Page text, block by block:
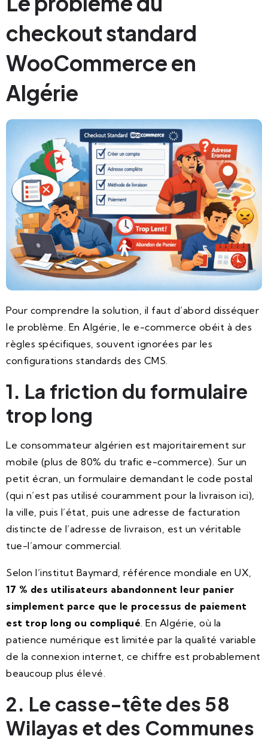
checkout standard
WooCommerce en
Algérie
Pour comprendre la solution, il faut d’abord disséquer
le problème. En Algérie, le e-commerce obéit à des
règles spécifiques, souvent ignorées par les
configurations standards des CMS.
1. La friction du formulaire
trop long
Le consommateur algérien est majoritairement sur
mobile (plus de 80% du trafic e-commerce). Sur un
petit écran, un formulaire demandant le code postal
(qui n’est pas utilisé couramment pour la livraison ici),
la ville, puis l’état, puis une adresse de facturation
distincte de l’adresse de livraison, est un véritable
tue-l’amour commercial.
Selon l’institut Baymard, référence mondiale en UX,
17 % des utilisateurs abandonnent leur panier
simplement parce que le processus de paiement
est trop long ou compliqué . En Algérie, où la
patience numérique est limitée par la qualité variable
de la connexion internet, ce chiffre est probablement
beaucoup plus élevé.
2. Le casse-tête des 58
Wilayas et des Communes